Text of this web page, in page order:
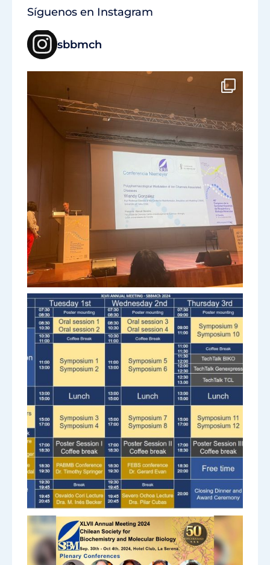
Síguenos en Instagram
sbbmch